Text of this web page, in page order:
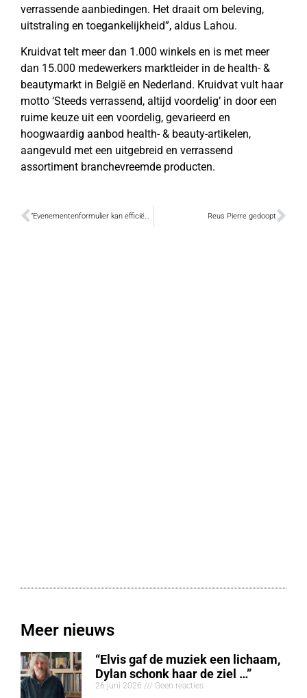
verrassende aanbiedingen. Het draait om beleving,
uitstraling en toegankelijkheid”, aldus Lahou.
Kruidvat telt meer dan 1.000 winkels en is met meer
dan 15.000 medewerkers marktleider in de health- &
beautymarkt in België en Nederland. Kruidvat vult haar
motto ‘Steeds verrassend, altijd voordelig’ in door een
ruime keuze uit een voordelig, gevarieerd en
hoogwaardig aanbod health- & beauty-artikelen,
aangevuld met een uitgebreid en verrassend
assortiment branchevreemde producten.
“Evenementenformulier kan efficiënter en eigentijdser” Reus Pierre gedoopt
Meer nieuws
“Elvis gaf de muziek een lichaam,
Dylan schonk haar de ziel …”
26 juni 2026 Geen reacties